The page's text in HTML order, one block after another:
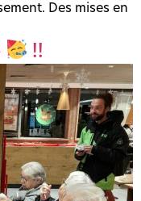
Des mises en
!!